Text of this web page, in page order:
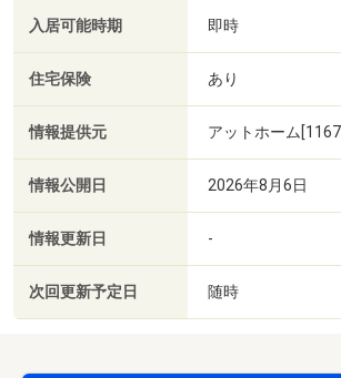
入居可能時期 即時
住宅保険 あり
情報提供元 アットホーム
情報公開日 2026年8月6日
情報更新日 -
次回更新予定日 随時